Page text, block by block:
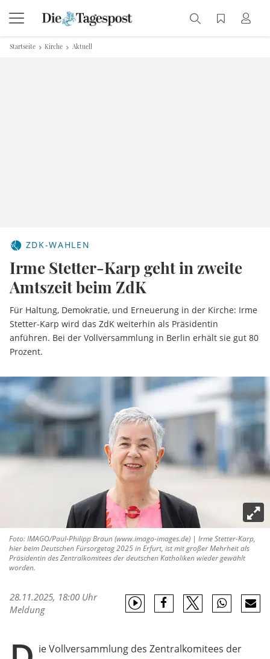
Startseite Kirche Aktuell
ZDK-WAHLEN
Irme Stetter-Karp geht in zweite
Amtszeit beim ZdK
Für Haltung, Demokratie, und Erneuerung in der Kirche: Irme
Stetter-Karp wird das ZdK weiterhin als Präsidentin
anführen. Bei der Vollversammlung in Berlin erhält sie gut 80
Prozent.
Foto: IMAGO/Paul-Philipp Braun (www.imago-images.de) | Irme Stetter-Karp,
hier beim Deutschen Fürsorgetag 2025 in Erfurt, ist mit großer Mehrheit als
Präsidentin des Zentralkomitees der deutschen Katholiken wieder gewählt
worden.
28.11.2025, 18:00 Uhr
Meldung
ie Vollversammlung des Zentralkomitees der